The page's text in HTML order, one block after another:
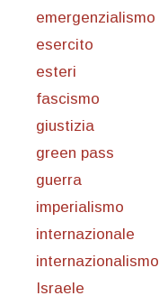
emergenzialismo
esercito
esteri
fascismo
giustizia
green pass
guerra
imperialismo
internazionale
internazionalismo
Israele